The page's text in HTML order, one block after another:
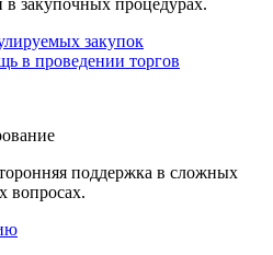
в закупочных процедурах.
закупок
в проведении торгов
поддержка в сложных
вопросах.